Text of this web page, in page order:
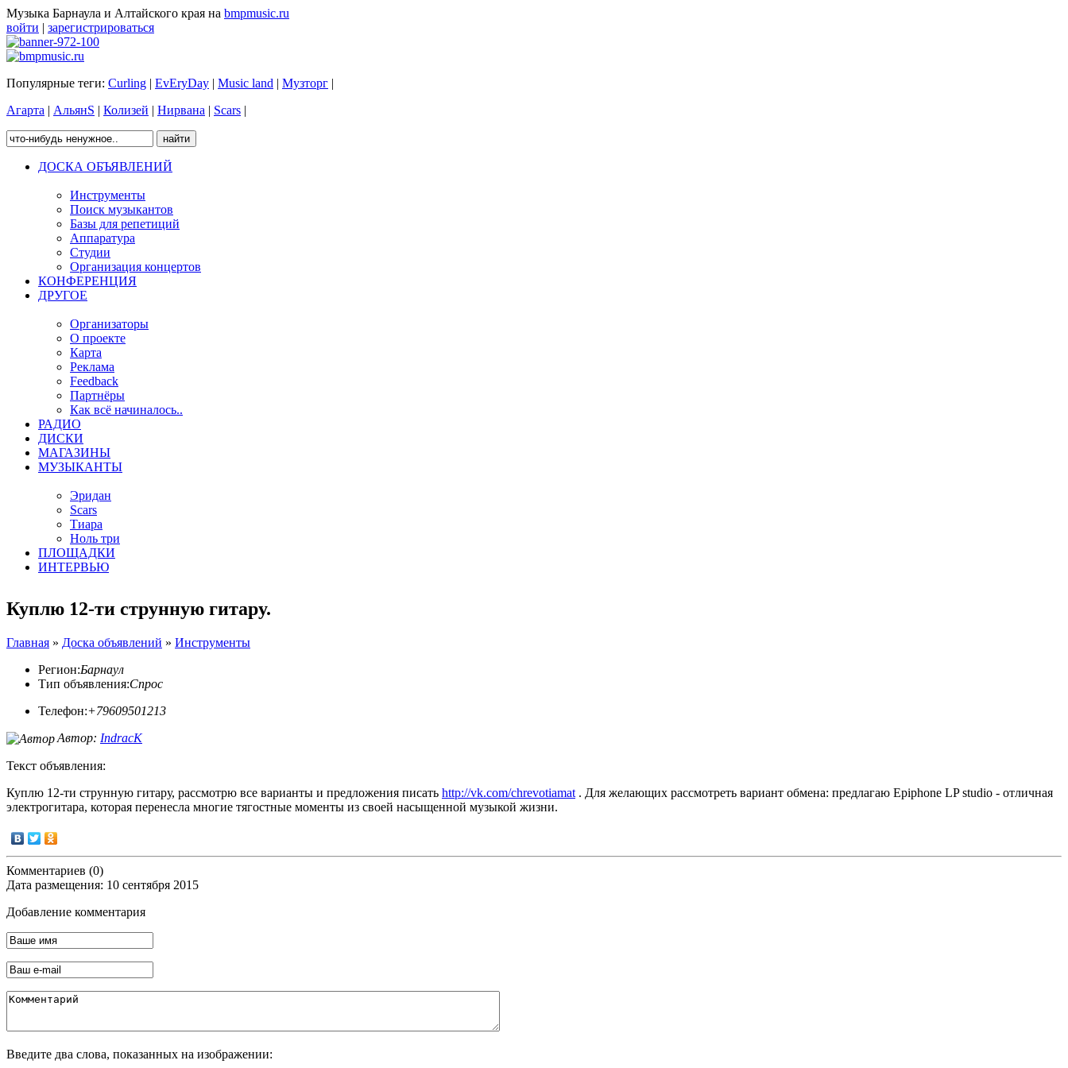
Музыка Барнаула и Алтайского края на bmpmusic.ru
войти | зарегистрироваться
Популярные теги: Curling | EvEryDay | Music land | Музторг |
Агарта | АльянS | Колизей | Нирвана | Scars |
ДОСКА ОБЪЯВЛЕНИЙ
Инструменты
Поиск музыкантов
Базы для репетиций
Аппаратура
Студии
Организация концертов
КОНФЕРЕНЦИЯ
ДРУГОЕ
Организаторы
О проекте
Карта
Реклама
Feedback
Партнёры
Как всё начиналось..
РАДИО
ДИСКИ
МАГАЗИНЫ
МУЗЫКАНТЫ
Эридан
Scars
Тиара
Ноль три
ПЛОЩАДКИ
ИНТЕРВЬЮ
Куплю 12-ти струнную гитару.
Главная » Доска объявлений » Инструменты
Регион:Барнаул
Тип объявления:Спрос
Телефон:+79609501213
Автор: IndracK
Текст объявления:
Куплю 12-ти струнную гитару, рассмотрю все варианты и предложения писать http://vk.com/chrevotiamat . Для желающих рассмотреть вариант обмена: предлагаю Epiphone LP studio - отличная
электрогитара, которая перенесла многие тягостные моменты из своей насыщенной музыкой жизни.
Комментариев (0)
Дата размещения: 10 сентября 2015
Добавление комментария
Введите два слова, показанных на изображении: